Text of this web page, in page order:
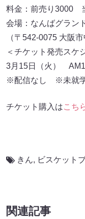
料金：前売り3000
会場：なんばグラン
（〒542-0075 大阪
＜チケット発売スケ
3月15日（火）
※配信なし ※未就
チケット購入はこち
きん, ビスケット
関連記事